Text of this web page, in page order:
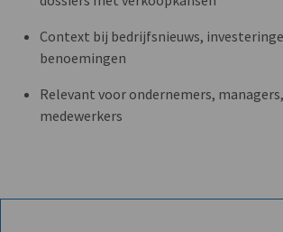
Context bij bedrijfsnieuws,
benoemingen
Relevant voor ondernemers,
medewerkers